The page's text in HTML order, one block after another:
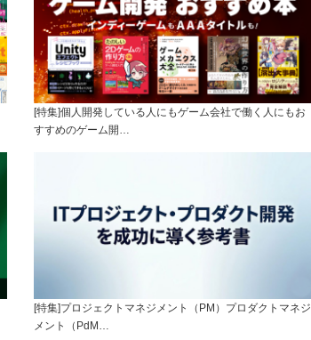
[特集]個人開発している人にもゲーム会社で働く人にもお
すすめのゲーム開…
[特集]プロジェクトマネジメント（PM）プロダクトマネジ
メント（PdM…